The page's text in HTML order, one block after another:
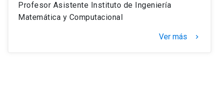
Profesor Asistente Instituto de Ingeniería
Matemática y Computacional
Ver más keyboard_arrow_right